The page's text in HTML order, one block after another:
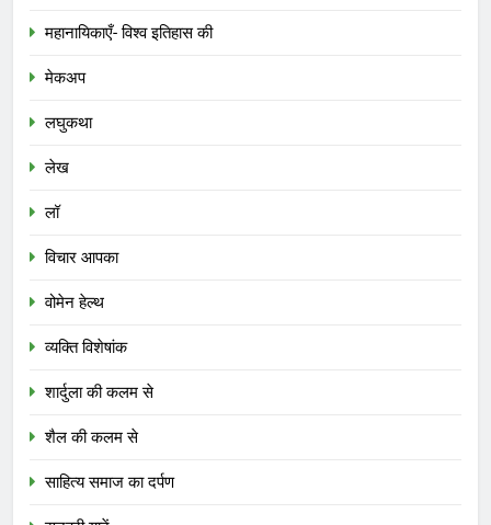
महानायिकाएँ- विश्व इतिहास की
मेकअप
लघुकथा
लेख
लॉ
विचार आपका
वोमेन हेल्थ
व्यक्ति विशेषांक
शार्दुला की कलम से
शैल की कलम से
साहित्य समाज का दर्पण